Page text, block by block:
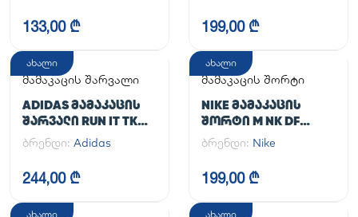
LEGGINGS
133,00 ₾ 199,00 ₾
ახალი
მამაკაცის შარვალი
ADIDAS ᲛᲐᲛᲐᲙᲐᲪᲘᲡ
ᲨᲐᲠᲕᲐᲚᲘ RUN IT TKO
PANT
ბრენდი: Adidas
244,00 ₾
ახალი
მამაკაცის შორტი
NIKE ᲛᲐᲛᲐᲙᲐᲪᲘᲡ
ᲨᲝᲠᲢᲘ M NK DF
UNLIMITED WVN 7IN
ბრენდი: Nike
199,00 ₾
ახალი ახალი